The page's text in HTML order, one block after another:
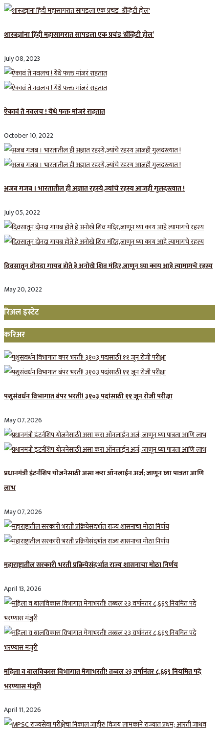
शास्त्रज्ञांना हिंदी महासागरात सापडला एक प्रचंड ‘ग्रॅव्हिटी होल’
July 08, 2023
ऐकावं ते नवलच ! येथे फक्त मांजरं राहतात
October 10, 2022
अजब गजब । भारतातील ही अज्ञात रहस्ये,ज्यांचे रहस्य आजही गुलदस्त्यात !
July 05, 2022
दिवसातून दोनदा गायब होते हे अनोखे शिव मंदिर,जाणून घ्या काय आहे त्यामागचे रहस्य
May 20, 2022
रिअल इस्टेट
करिअर
पशुसंवर्धन विभागात बंपर भरती! ३१०३ पदांसाठी ११ जून रोजी परीक्षा
May 07, 2026
प्रधानमंत्री इंटर्नशिप योजनेसाठी असा करा ऑनलाईन अर्ज; जाणून घ्या पात्रता आणि
लाभ
May 07, 2026
महाराष्ट्रातील सरकारी भरती प्रक्रियेसंदर्भात राज्य शासनाचा मोठा निर्णय
April 13, 2026
महिला व बालविकास विभागात मेगाभरती! तब्बल २३ वर्षांनंतर ८,६६९ नियमित पदे
भरण्यास मंजुरी
April 11, 2026